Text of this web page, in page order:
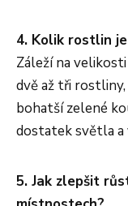
4. Kolik rostlin
Záleží na
dvě až tři
bohatší zelené
dostatek světla a
5. Jak zlepšit